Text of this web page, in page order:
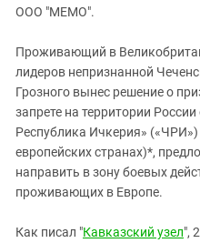
Нагорный Карабах
Северная Осетия - Алания
СКФО
Ставропольский край
Чечня
Южный Кавказ
ООО "МЕМО".
Проживающий в
лидеров непризнанной
Грозного вынес решение о
запрете на территории
Республика Ичкерия» («ЧРИ»)
европейских странах)*,
направить в зону боевых
проживающих в Европе.
Как писал "Кавказский узел",